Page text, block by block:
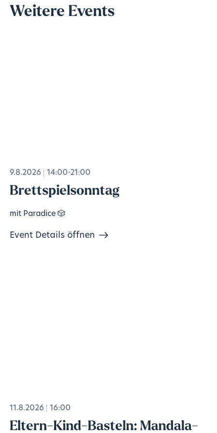
Weitere Events
9.8.2026 14:00-21:00
Brettspielsonntag
mit Paradice 🎲
Event Details öffnen
11.8.2026 16:00
Eltern-Kind-Basteln: Mandala-